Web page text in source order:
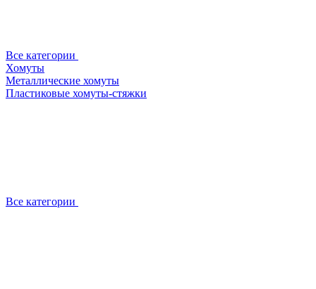
Все категории
Хомуты
Металлические хомуты
Пластиковые хомуты-стяжки
Все категории